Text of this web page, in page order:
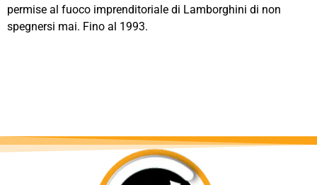
permise al fuoco imprenditoriale di Lamborghini di non
spegnersi mai. Fino al 1993.